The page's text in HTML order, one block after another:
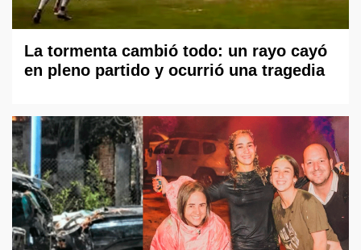
La tormenta cambió todo: un rayo cayó
en pleno partido y ocurrió una tragedia